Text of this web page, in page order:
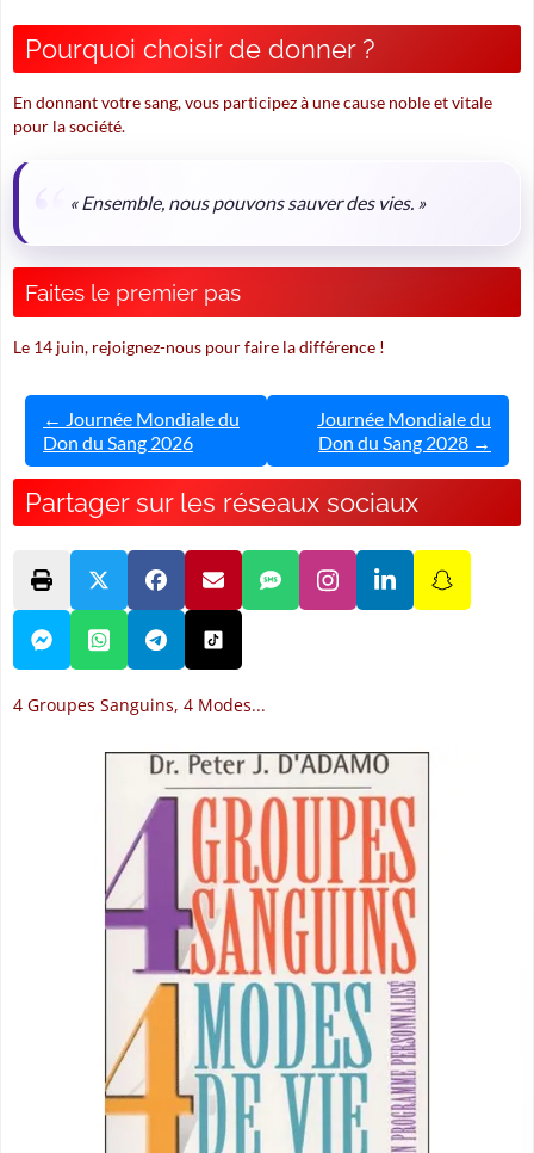
Pourquoi choisir de donner ?
En donnant votre sang, vous participez à une cause noble et vitale
pour la société.
« Ensemble, nous pouvons sauver des vies. »
Faites le premier pas
Le 14 juin, rejoignez-nous pour faire la différence !
← Journée Mondiale du
Don du Sang 2026
Journée Mondiale du
Don du Sang 2028 →
Partager sur les réseaux sociaux
4 Groupes Sanguins, 4 Modes...